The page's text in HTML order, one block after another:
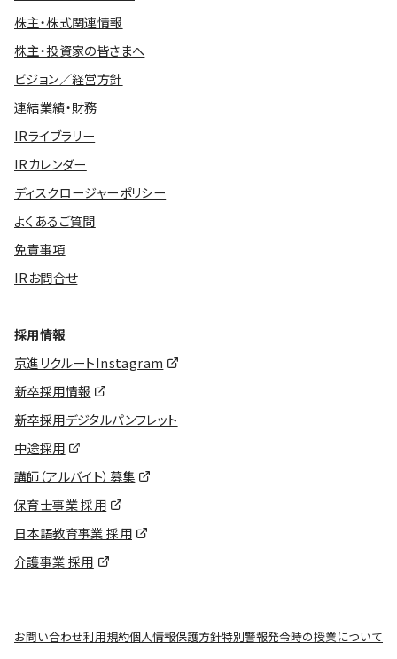
株主・株式関連情報
株主・投資家の皆さまへ
ビジョン／経営方針
連結業績・財務
IRライブラリー
IRカレンダー
ディスクロージャーポリシー
よくあるご質問
免責事項
IRお問合せ
採用情報
京進リクルートInstagram
新卒採用情報
新卒採用デジタルパンフレット
中途採用
講師（アルバイト）募集
保育士事業 採用
日本語教育事業 採用
介護事業 採用
お問い合わせ利用規約個人情報保護方針特別警報発令時の授業について